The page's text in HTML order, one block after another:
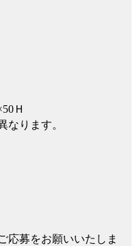
Ｈ
なります。
応募をお願いいたしま